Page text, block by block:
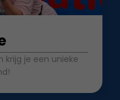
krijg je een unieke